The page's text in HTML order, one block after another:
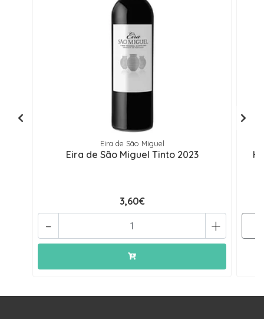
Eira de São Miguel
Eira de São Miguel Tinto 2023
3,60€
+
-